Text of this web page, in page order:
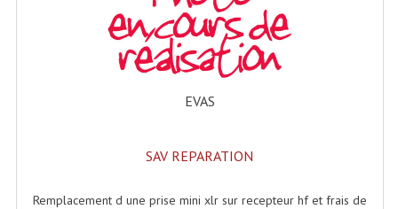
Lampes Leds
Lampes PAR
Lampes Théatre
EVAS
SAV REPARATION
Remplacement d une prise mini xlr sur recepteur hf et frais de